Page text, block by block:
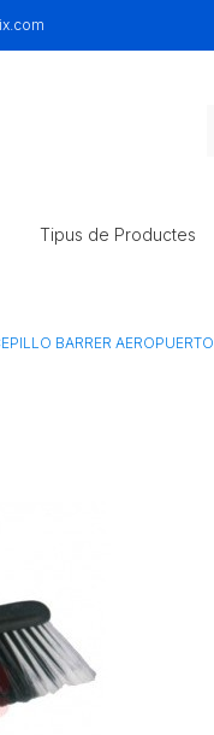
Tipus de Productes
BARRER AEROPUERTO